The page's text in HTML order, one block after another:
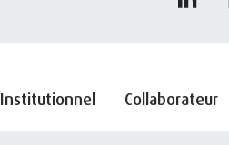
Institutionnel Collaborateur